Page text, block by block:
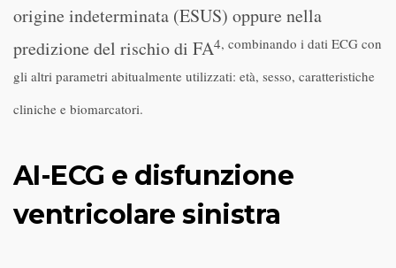
origine indeterminata (ESUS) oppure nella
predizione del rischio di FA4, combinando i dati ECG con
gli altri parametri abitualmente utilizzati: età, sesso, caratteristiche
cliniche e biomarcatori.
AI-ECG e disfunzione
ventricolare sinistra